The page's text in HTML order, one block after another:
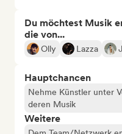
Du möchtest Musik
die von...
Olly Lazza
Hauptchancen
Nehme Künstler unter
deren Musik
Weitere